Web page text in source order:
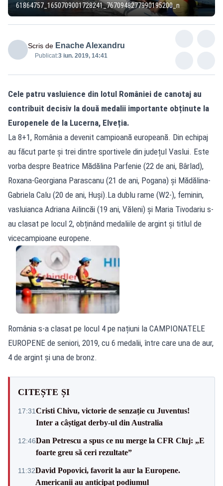
61864757_1650709001728241_7670948277990195200_n
Scris de Enache Alexandru
Publicat:3 iun. 2019, 14:41
Cele patru vasluience din lotul României de canotaj au
contribuit decisiv la două medalii importante obținute la
Europenele de la Lucerna, Elveția.
La 8+1, România a devenit campioană europeană. Din echipaj
au făcut parte și trei dintre sportivele din județul Vaslui. Este
vorba despre Beatrice Mădălina Parfenie (22 de ani, Bârlad),
Roxana-Georgiana Parascanu (21 de ani, Pogana) și Mădălina-
Gabriela Calu (20 de ani, Huși).La dublu rame (W2-), feminin,
vasluianca Adriana Ailincăi (19 ani, Văleni) și Maria Tivodariu s-
au clasat pe locul 2, obținând medaliile de argint și titlul de
vicecampioane europene.
România s-a clasat pe locul 4 pe națiuni la CAMPIONATELE
EUROPENE de seniori, 2019, cu 6 medalii, între care una de aur,
4 de argint și una de bronz.
CITEȘTE ȘI
17:31Cristi Chivu, victorie de senzație cu Juventus!
Inter a câștigat derby-ul din Australia
12:46Dan Petrescu a spus ce nu merge la CFR Cluj: „E
foarte greu să ceri rezultate”
11:32David Popovici, favorit la aur la Europene.
Americanii au anticipat podiumul